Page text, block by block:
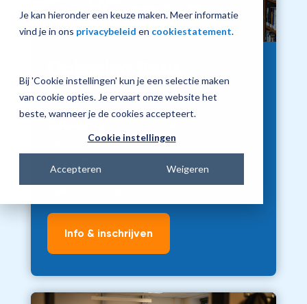
interact
with
Je kan hieronder een keuze maken. Meer informatie
vind je in ons privacybeleid en cookiestatement.
Bij 'Cookie instellingen' kun je een selectie maken
van cookie opties. Je ervaart onze website het
beste, wanneer je de cookies accepteert.
Cookie instellingen
Accepteren Weigeren
Beschikbare plaatsen:
Applicatiebeheer
Locatie:Amersfoort
Datum:3 september 2026
Info & inschrijven